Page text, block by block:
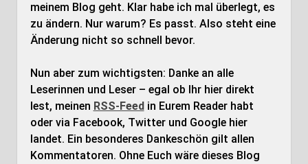
meinem Blog geht. Klar habe ich mal überlegt, es
zu ändern. Nur warum? Es passt. Also steht eine
Änderung nicht so schnell bevor.
Nun aber zum wichtigsten: Danke an alle
Leserinnen und Leser – egal ob Ihr hier direkt
lest, meinen RSS-Feedin Eurem Reader habt
oder via Facebook, Twitter und Google hier
landet. Ein besonderes Dankeschön gilt allen
Kommentatoren. Ohne Euch wäre dieses Blog